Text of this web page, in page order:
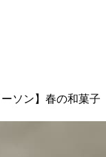
ソン】春の和菓子